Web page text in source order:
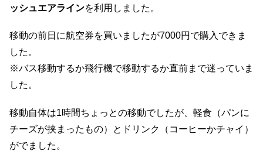
ッシュエアラインを利用しました。
移動の前日に航空券を買いましたが7000円で購入できま
した。
※バス移動するか飛行機で移動するか直前まで迷っていま
した。
移動自体は1時間ちょっとの移動でしたが、軽食（パンに
チーズが挟まったもの）とドリンク（コーヒーかチャイ）
がでました。